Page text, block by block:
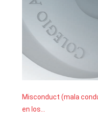
Misconduct (mala
en los...